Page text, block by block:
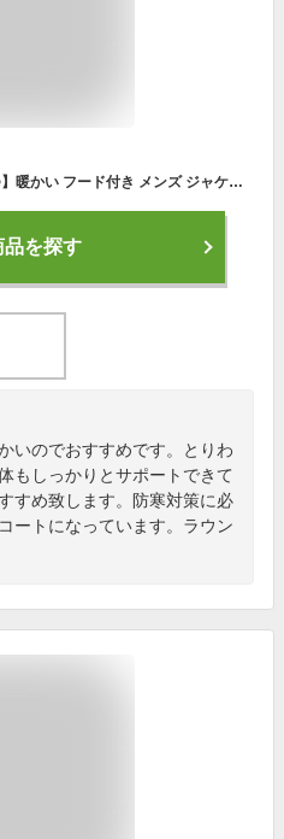
【到着後レビュー記載でもう一つ】暖かい フード付き メンズ ジャケット コート スリムフィット きれい目 彼氏 男性 men's
品を探す
いのでおすすめです。とりわ
もしっかりとサポートできて
すめ致します。防寒対策に必
ートになっています。ラウン